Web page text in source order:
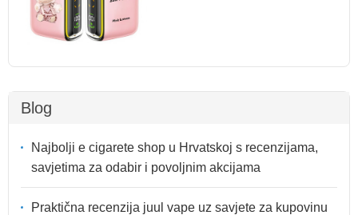
Blog
Najbolji e cigarete shop u Hrvatskoj s recenzijama,
savjetima za odabir i povoljnim akcijama
Praktična recenzija juul vape uz savjete za kupovinu